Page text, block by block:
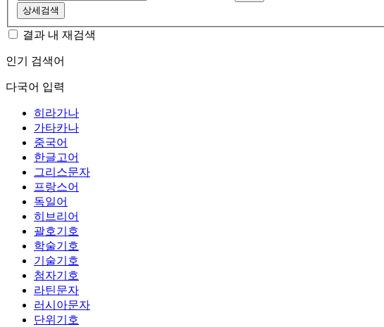
상세검색
결과 내 재검색
인기 검색어
다국어 입력
히라가나
가타카나
중국어
한글고어
그리스문자
프랑스어
독일어
히브리어
괄호기호
학술기호
기술기호
첨자기호
라틴문자
러시아문자
단위기호